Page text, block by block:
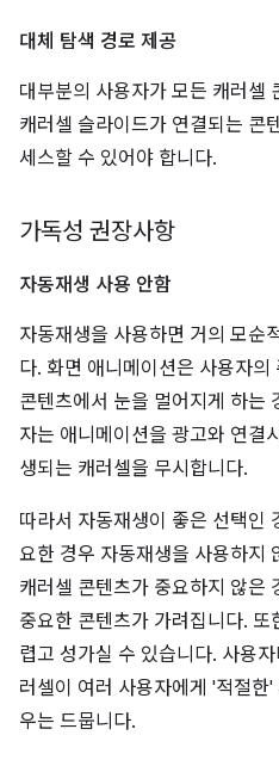
대체 탐색 경로 제공
대부분의 사용자가 모든 캐러셀
캐러셀 슬라이드가 연결되는 콘
세스할 수 있어야 합니다.
가독성 권장사항
자동재생 사용 안함
자동재생을 사용하면 거의 모순
다. 화면 애니메이션은 사용자
콘텐츠에서 눈을 멀어지게 하는
자는 애니메이션을 광고와 연결
생되는 캐러셀을 무시합니다.
따라서 자동재생이 좋은 선택인
요한 경우 자동재생을 사용하지
캐러셀 콘텐츠가 중요하지 않은
중요한 콘텐츠가 가려집니다. 또
렵고 성가실 수 있습니다. 사용
러셀이 여러 사용자에게 '적절한
우는 드뭅니다.